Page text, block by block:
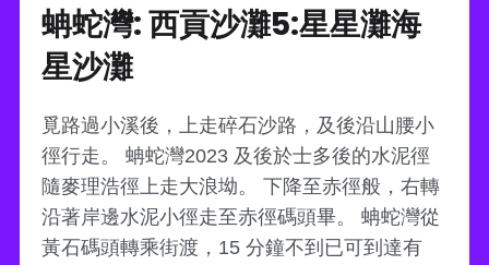
蚺蛇灣: 西貢沙灘5:星星灘海
星沙灘
覓路過小溪後，上走碎石沙路，及後沿山腰小
徑行走。 蚺蛇灣2023 及後於士多後的水泥徑
隨麥理浩徑上走大浪坳。 下降至赤徑般，右轉
沿著岸邊水泥小徑走至赤徑碼頭畢。 蚺蛇灣從
黃石碼頭轉乘街渡，15 分鐘不到已可到達有